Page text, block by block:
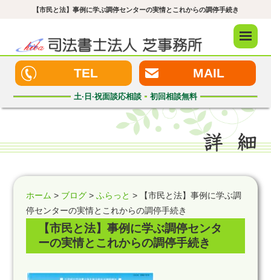
【市民と法】事例に学ぶ調停センターの実情とこれからの調停手続き
メニュ
TEL MAIL
土·日·祝面談応相談 初回相談無料
ホーム > ブログ> ふらっと > 【市民と法】事例に学ぶ調
停センターの実情とこれからの調停手続き
【市民と法】事例に学ぶ調停センタ
ーの実情とこれからの調停手続き